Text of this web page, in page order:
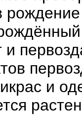
и
и